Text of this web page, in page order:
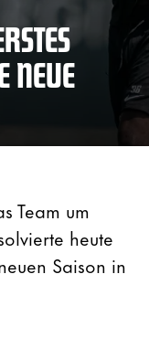
NEUE
Team um
heute
Saison in